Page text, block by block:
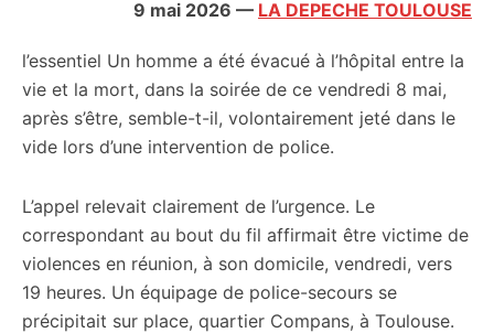
9 mai 2026 — LA DEPECHE TOULOUSE
l’essentiel Un homme a été évacué à l’hôpital entre la
vie et la mort, dans la soirée de ce vendredi 8 mai,
après s’être, semble-t-il, volontairement jeté dans le
vide lors d’une intervention de police.
L’appel relevait clairement de l’urgence. Le
correspondant au bout du fil affirmait être victime de
violences en réunion, à son domicile, vendredi, vers
19 heures. Un équipage de police-secours se
précipitait sur place, quartier Compans, à Toulouse.